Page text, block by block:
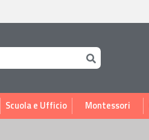
Scuola e Ufficio Montessori